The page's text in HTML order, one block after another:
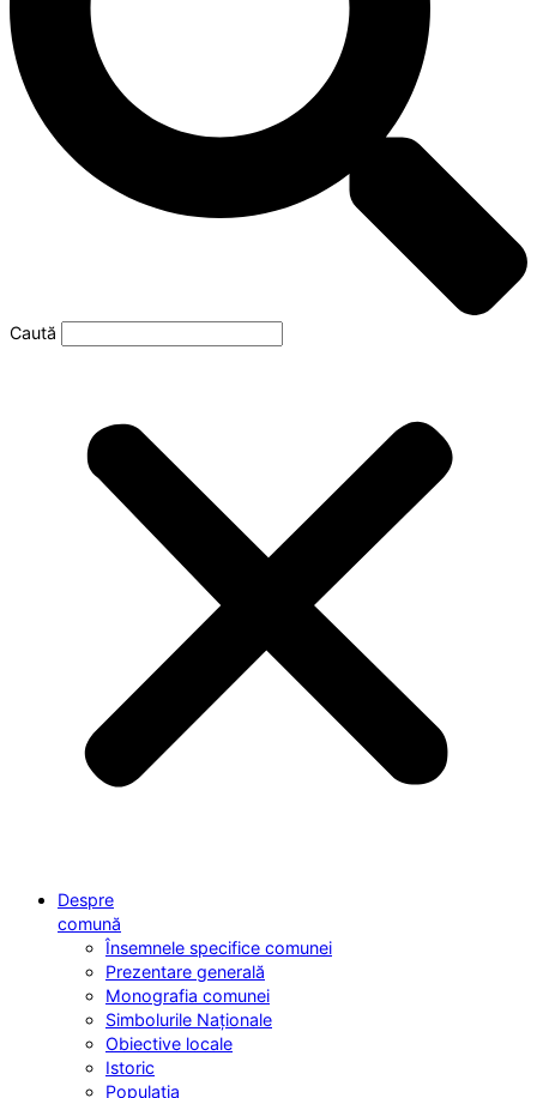
Caută
Despre
comună
Însemnele specifice comunei
Prezentare generală
Monografia comunei
Simbolurile Naționale
Obiective locale
Istoric
Populația